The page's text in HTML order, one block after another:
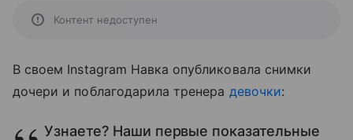
Контент недоступен
В своем Instagram Навка опубликовала снимки
дочери и поблагодарила тренера девочки:
Узнаете? Наши первые показательные